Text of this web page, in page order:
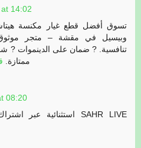
14:02
تسوق أفضل قطع غيار مكنسة
وبيسيل في مقشة – متجر موثوق
تنافسية. ? ضمان على الدينموات ?
ممتازة.
08:20
استمتع بجودة IPTV استثنائية عبر اشتراك SAHR LIVE